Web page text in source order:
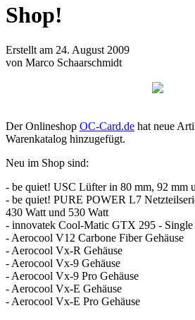
Shop!
Erstellt am 24. August 2009
von Marco Schaarschmidt
Der Onlineshop OC-Card.de hat neue
Warenkatalog hinzugefügt.
Neu im Shop sind:
- be quiet! USC Lüfter in 80 mm, 92 mm
- be quiet! PURE POWER L7
430 Watt und 530 Watt
- innovatek Cool-Matic GTX 295 - Single
- Aerocool V12 Carbone Fiber Gehäuse
- Aerocool Vx-R Gehäuse
- Aerocool Vx-9 Gehäuse
- Aerocool Vx-9 Pro Gehäuse
- Aerocool Vx-E Gehäuse
- Aerocool Vx-E Pro Gehäuse